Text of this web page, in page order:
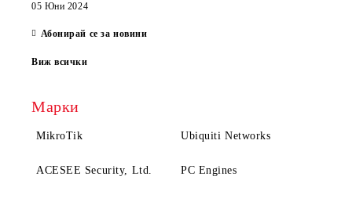
05 Юни 2024
Абонирай се за новини
Виж всички
Марки
MikroTik Ubiquiti Networks
ACESEE Security, Ltd. PC Engines